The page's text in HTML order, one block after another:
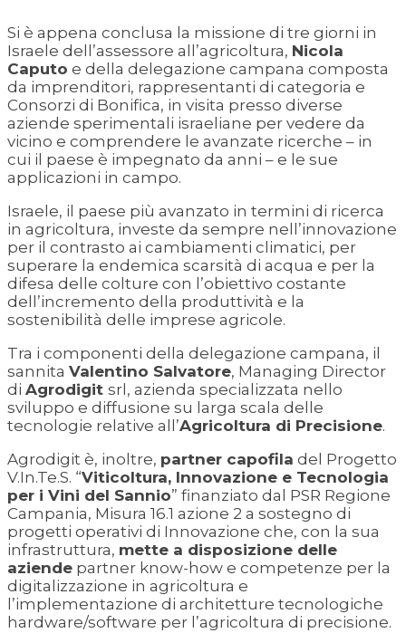
Si è appena conclusa la missione di tre giorni in
Israele dell’assessore all’agricoltura, Nicola
Caputo e della delegazione campana composta
da imprenditori, rappresentanti di categoria e
Consorzi di Bonifica, in visita presso diverse
aziende sperimentali israeliane per vedere da
vicino e comprendere le avanzate ricerche – in
cui il paese è impegnato da anni – e le sue
applicazioni in campo.
Israele, il paese più avanzato in termini di ricerca
in agricoltura, investe da sempre nell’innovazione
per il contrasto ai cambiamenti climatici, per
superare la endemica scarsità di acqua e per la
difesa delle colture con l’obiettivo costante
dell’incremento della produttività e la
sostenibilità delle imprese agricole.
Tra i componenti della delegazione campana, il
sannita Valentino Salvatore, Managing Director
di Agrodigit srl, azienda specializzata nello
sviluppo e diffusione su larga scala delle
tecnologie relative all’Agricoltura di Precisione.
Agrodigit è, inoltre, partner capofila del Progetto
V.In.Te.S. “Viticoltura, Innovazione e Tecnologia
per i Vini del Sannio” finanziato dal PSR Regione
Campania, Misura 16.1 azione 2 a sostegno di
progetti operativi di Innovazione che, con la sua
infrastruttura, mette a disposizione delle
aziende partner know-how e competenze per la
digitalizzazione in agricoltura e
l’implementazione di architetture tecnologiche
hardware/software per l’agricoltura di precisione.